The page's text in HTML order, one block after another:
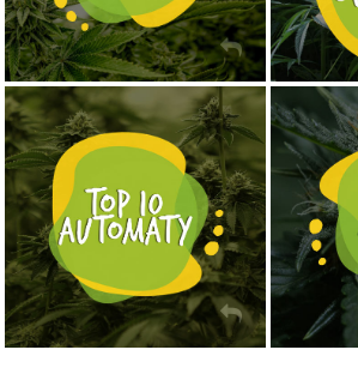
NASIONA MARIHUANY TOP 10 AUTOFLOWERING
KUP TERAZ